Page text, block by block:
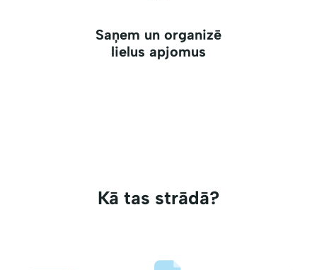
Saņem un organizē
lielus apjomus
Kā tas strādā?